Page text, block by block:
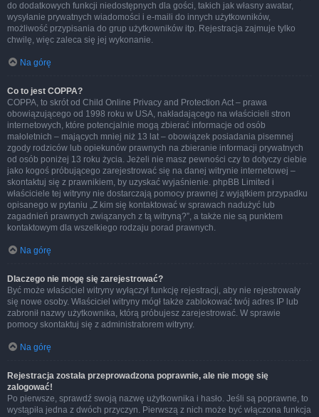
do dodatkowych funkcji niedostępnych dla gości, takich jak własny awatar,
wysyłanie prywatnych wiadomości i e-maili do innych użytkowników,
możliwość przypisania do grup użytkowników itp. Rejestracja zajmuje tylko
chwilę, więc zaleca się jej wykonanie.
Na górę
Co to jest COPPA?
COPPA, to skrót od Child Online Privacy and Protection Act – prawa
obowiązującego od 1998 roku w USA, nakładającego na właścicieli stron
internetowych, które potencjalnie mogą zbierać informacje od osób
małoletnich – mających mniej niż 13 lat – obowiązek posiadania pisemnej
zgody rodziców lub opiekunów prawnych na zbieranie informacji prywatnych
od osób poniżej 13 roku życia. Jeżeli nie masz pewności czy to dotyczy ciebie
jako kogoś próbującego zarejestrować się na danej witrynie internetowej –
skontaktuj się z prawnikiem, by uzyskać wyjaśnienie. phpBB Limited i
właściciele tej witryny nie dostarczają pomocy prawnej z wyjątkiem przypadku
opisanego w pytaniu „Z kim się kontaktować w sprawach nadużyć lub
zagadnień prawnych związanych z tą witryną?”, a także nie są punktem
kontaktowym dla wszelkiego rodzaju porad prawnych.
Na górę
Dlaczego nie mogę się zarejestrować?
Być może właściciel witryny wyłączył funkcję rejestracji, aby nie rejestrowały
się nowe osoby. Właściciel witryny mógł także zablokować twój adres IP lub
zabronił nazwy użytkownika, którą próbujesz zarejestrować. W sprawie
pomocy skontaktuj się z administratorem witryny.
Na górę
Rejestracja została przeprowadzona poprawnie, ale nie mogę się
zalogować!
Po pierwsze, sprawdź swoją nazwę użytkownika i hasło. Jeśli są poprawne, to
wystąpiła jedna z dwóch przyczyn. Pierwszą z nich może być włączona funkcja